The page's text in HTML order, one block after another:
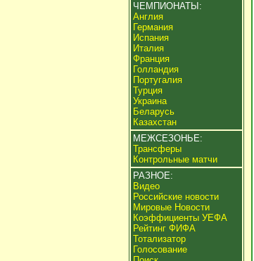
ЧЕМПИОНАТЫ:
Англия
Германия
Испания
Италия
Франция
Голландия
Португалия
Турция
Украина
Беларусь
Казахстан
МЕЖСЕЗОНЬЕ:
Трансферы
Контрольные матчи
РАЗНОЕ:
Видео
Российские новости
Мировые Новости
Коэффициенты УЕФА
Рейтинг ФИФА
Тотализатор
Голосование